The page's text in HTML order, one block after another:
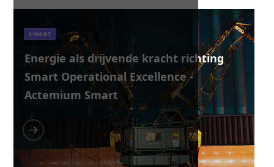
SMART
Energie als drijvende kracht richting
Smart Operational Excellence -
Actemium Smart